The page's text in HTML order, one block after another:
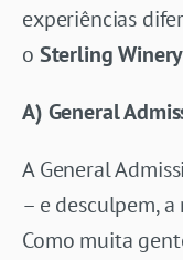
experiências
o Sterling Winery
A) General
A General
– e desculpem,
Como muita